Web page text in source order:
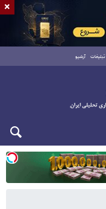
تبلیغات آرشیو
×